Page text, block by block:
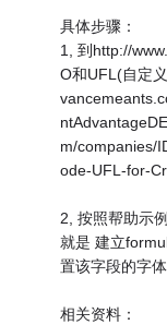
具体步骤：
1, 到http://
O和UFL(自定
m/companies/
ode-UFL-for-
2, 按照帮助示
就是 建立
置该字段的字体
相关资料：